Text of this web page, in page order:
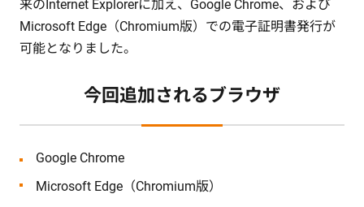
来のInternet Explorerに加え、Google Chrome、および
Microsoft Edge（Chromium版）での電子証明書発行が
可能となりました。
今回追加されるブラウザ
Google Chrome
Microsoft Edge（Chromium版）